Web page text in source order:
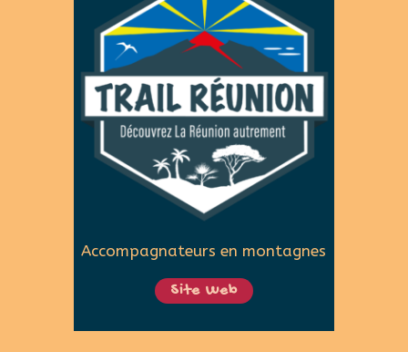
Accompagnateurs en montagnes
Site Web